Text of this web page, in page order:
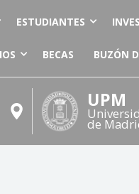
ESTUDIANTES
BECAS BUZÓN
UPM
de